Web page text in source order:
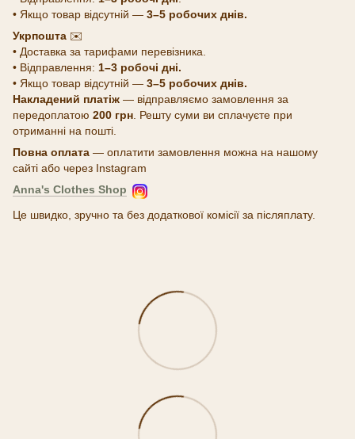
• Якщо товар відсутній — 3–5 робочих днів.
Укрпошта ✉️
• Доставка за тарифами перевізника.
• Відправлення: 1–3 робочі дні.
• Якщо товар відсутній — 3–5 робочих днів.
Накладений платіж — відправляємо замовлення за
передоплатою 200 грн . Решту суми ви сплачуєте при
отриманні на пошті.
Повна оплата — оплатити замовлення можна на нашому
сайті або через Instagram
Anna's Clothes Shop
Це швидко, зручно та без додаткової комісії за післяплату.